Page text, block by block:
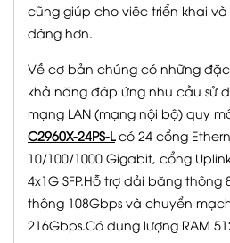
cũng giúp cho việc triển khai
dàng hơn.
Về cơ bản chúng có những
khả năng đáp ứng nhu cầu sử
mạng LAN (mạng nội bộ) quy
C2960X-24PS-Lcó 24 cổng
10/100/1000 Gigabit, cổng
4x1G SFP.Hỗ trợ dải băng
thông 108Gbps và chuyển
216Gbps.Có dung lượng RAM